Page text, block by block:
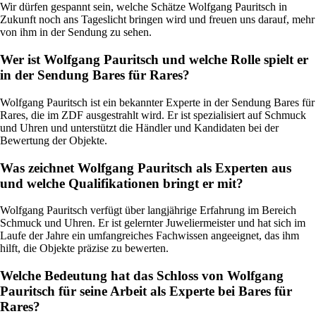
Wir dürfen gespannt sein, welche Schätze Wolfgang Pauritsch in
Zukunft noch ans Tageslicht bringen wird und freuen uns darauf, mehr
von ihm in der Sendung zu sehen.
Wer ist Wolfgang Pauritsch und welche Rolle spielt er
in der Sendung Bares für Rares?
Wolfgang Pauritsch ist ein bekannter Experte in der Sendung Bares für
Rares, die im ZDF ausgestrahlt wird. Er ist spezialisiert auf Schmuck
und Uhren und unterstützt die Händler und Kandidaten bei der
Bewertung der Objekte.
Was zeichnet Wolfgang Pauritsch als Experten aus
und welche Qualifikationen bringt er mit?
Wolfgang Pauritsch verfügt über langjährige Erfahrung im Bereich
Schmuck und Uhren. Er ist gelernter Juweliermeister und hat sich im
Laufe der Jahre ein umfangreiches Fachwissen angeeignet, das ihm
hilft, die Objekte präzise zu bewerten.
Welche Bedeutung hat das Schloss von Wolfgang
Pauritsch für seine Arbeit als Experte bei Bares für
Rares?